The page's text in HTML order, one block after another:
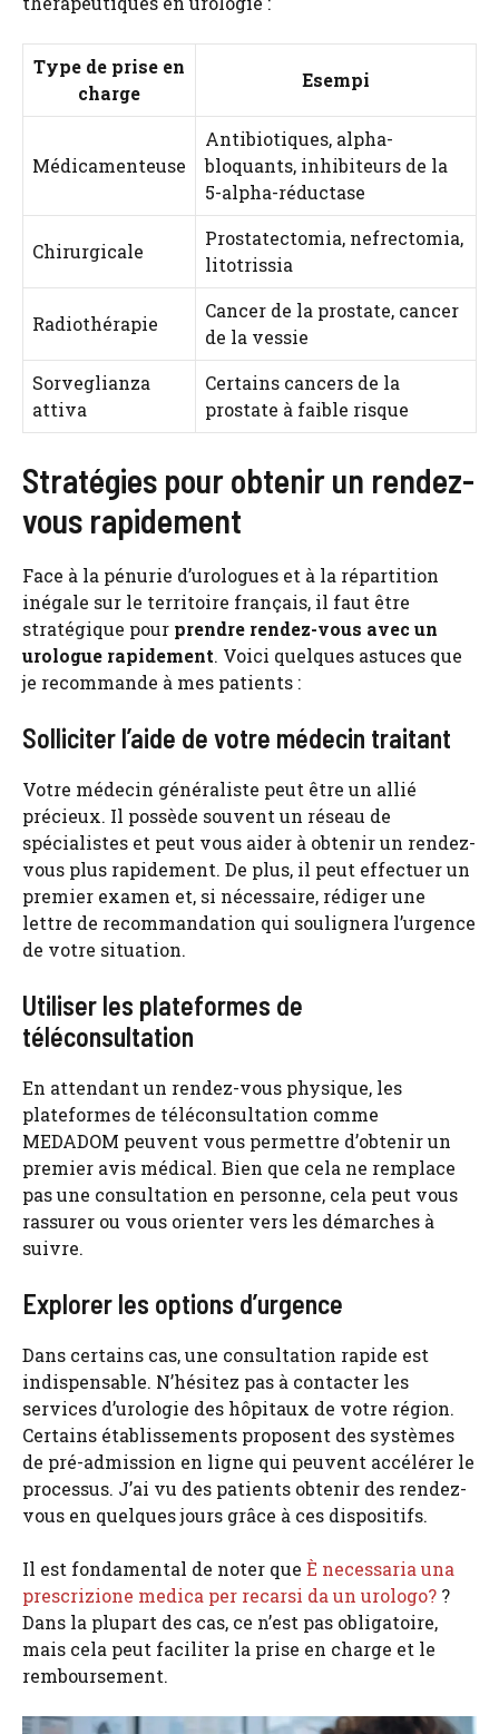
Type de prise en
charge
Esempi
Médicamenteuse
Antibiotiques, alpha-
bloquants, inhibiteurs de la
5-alpha-réductase
Chirurgicale
Prostatectomia, nefrectomia,
litotrissia
Radiothérapie
Cancer de la prostate, cancer
de la vessie
Sorveglianza
attiva
Certains cancers de la
prostate à faible risque
Stratégies pour obtenir un rendez-
vous rapidement
Face à la pénurie d’urologues et à la répartition
inégale sur le territoire français, il faut être
stratégique pour prendre rendez-vous avec un
urologue rapidement. Voici quelques astuces que
je recommande à mes patients :
Solliciter l’aide de votre médecin traitant
Votre médecin généraliste peut être un allié
précieux. Il possède souvent un réseau de
spécialistes et peut vous aider à obtenir un rendez-
vous plus rapidement. De plus, il peut effectuer un
premier examen et, si nécessaire, rédiger une
lettre de recommandation qui soulignera l’urgence
de votre situation.
Utiliser les plateformes de
téléconsultation
En attendant un rendez-vous physique, les
plateformes de téléconsultation comme
MEDADOM peuvent vous permettre d’obtenir un
premier avis médical. Bien que cela ne remplace
pas une consultation en personne, cela peut vous
rassurer ou vous orienter vers les démarches à
suivre.
Explorer les options d’urgence
Dans certains cas, une consultation rapide est
indispensable. N’hésitez pas à contacter les
services d’urologie des hôpitaux de votre région.
Certains établissements proposent des systèmes
de pré-admission en ligne qui peuvent accélérer le
processus. J’ai vu des patients obtenir des rendez-
vous en quelques jours grâce à ces dispositifs.
Il est fondamental de noter que È necessaria una
prescrizione medica per recarsi da un urologo? ?
Dans la plupart des cas, ce n’est pas obligatoire,
mais cela peut faciliter la prise en charge et le
remboursement.